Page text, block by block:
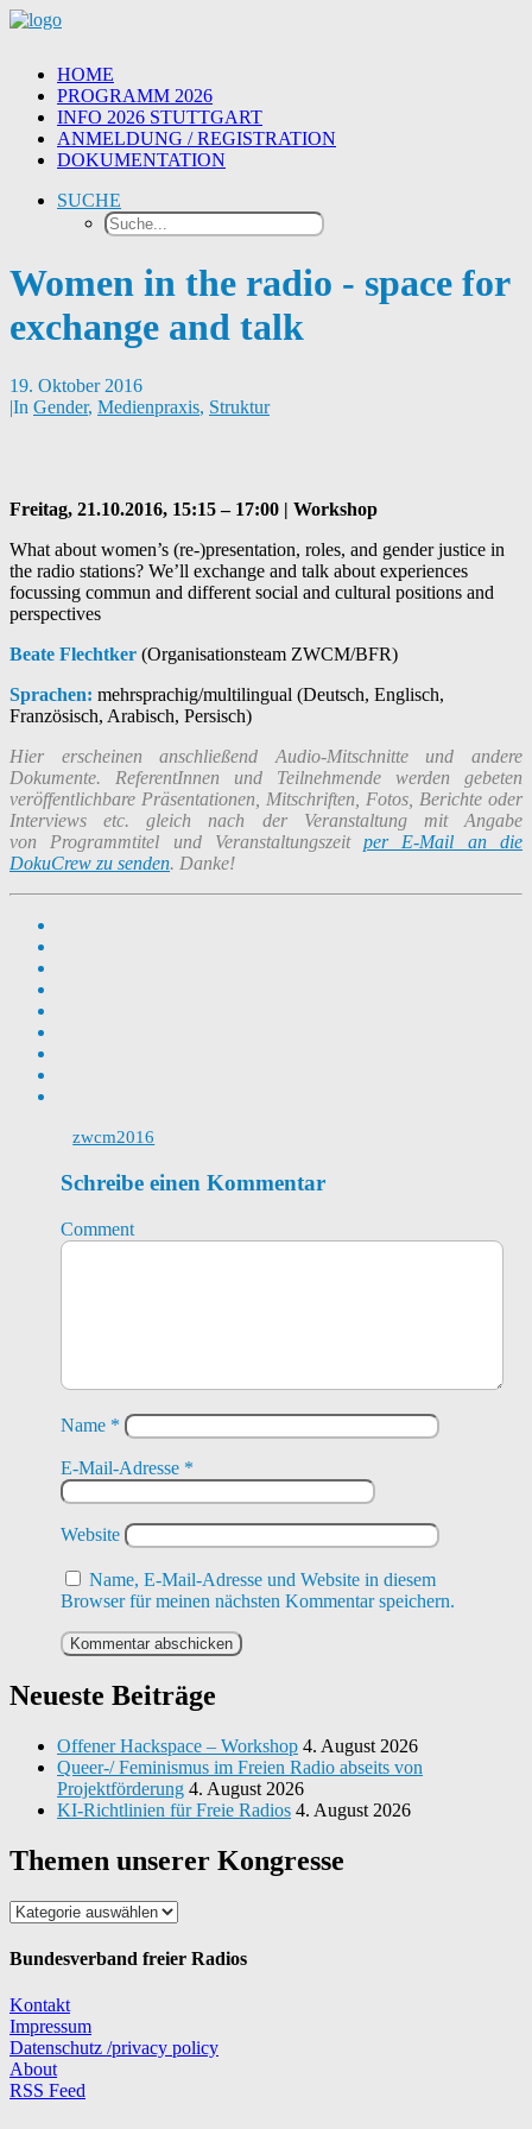
HOME
PROGRAMM 2026
INFO 2026 STUTTGART
ANMELDUNG / REGISTRATION
DOKUMENTATION
SUCHE
Women in the radio - space for
exchange and talk
19. Oktober 2016
|In Gender, Medienpraxis, Struktur
Freitag, 21.10.2016, 15:15 – 17:00 | Workshop
What about women’s (re-)presentation, roles, and gender justice in
the radio stations? We’ll exchange and talk about experiences
focussing commun and different social and cultural positions and
perspectives
Beate Flechtker (Organisationsteam ZWCM/BFR)
Sprachen: mehrsprachig/multilingual (Deutsch, Englisch,
Französisch, Arabisch, Persisch)
Hier erscheinen anschließend Audio-Mitschnitte und andere
Dokumente. ReferentInnen und Teilnehmende werden gebeten
veröffentlichbare Präsentationen, Mitschriften, Fotos, Berichte oder
Interviews etc. gleich nach der Veranstaltung mit Angabe
von Programmtitel und Veranstaltungszeitper E-Mail an die
DokuCrew zu senden. Danke!
zwcm2016
Schreibe einen Kommentar
Comment
Name *
E-Mail-Adresse *
Website
Name, E-Mail-Adresse und Website in diesem
Browser für meinen nächsten Kommentar speichern.
Neueste Beiträge
Offener Hackspace – Workshop 4. August 2026
Queer-/ Feminismus im Freien Radio abseits von
Projektförderung 4. August 2026
KI-Richtlinien für Freie Radios 4. August 2026
Themen unserer Kongresse
Themen
Kongresse
Bundesverband freier Radios
Kontakt
Impressum
Datenschutz /privacy policy
About
RSS Feed